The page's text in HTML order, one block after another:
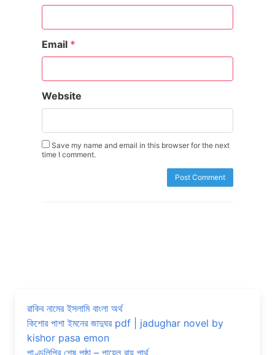
Email *
Website
Save my name and email in this browser for the next
time I comment.
রাকিব নামের ইসলামি বাংলা অর্থ
কিশোর পাশা ইমনের জাদুঘর pdf | jadughar novel by
kishor pasa emon